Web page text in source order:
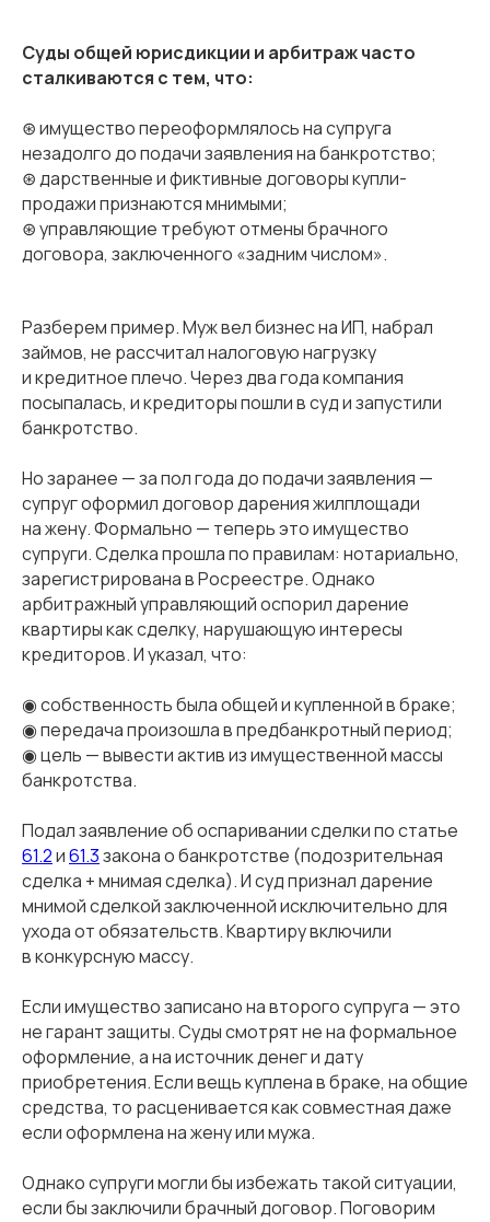
Суды общей юрисдикции и арбитраж часто
сталкиваются с тем, что:
⊛ имущество переоформлялось на супруга
незадолго до подачи заявления на банкротство;
⊛ дарственные и фиктивные договоры купли-
продажи признаются мнимыми;
⊛ управляющие требуют отмены брачного
договора, заключенного «задним числом».
Разберем пример. Муж вел бизнес на ИП, набрал
займов, не рассчитал налоговую нагрузку
и кредитное плечо. Через два года компания
посыпалась, и кредиторы пошли в суд и запустили
банкротство.
Но заранее — за пол года до подачи заявления —
супруг оформил договор дарения жилплощади
на жену. Формально — теперь это имущество
супруги. Сделка прошла по правилам: нотариально,
зарегистрирована в Росреестре. Однако
арбитражный управляющий оспорил дарение
квартиры как сделку, нарушающую интересы
кредиторов. И указал, что:
◉ собственность была общей и купленной в браке;
◉ передача произошла в предбанкротный период;
◉ цель — вывести актив из имущественной массы
банкротства.
Подал заявление об оспаривании сделки по статье
61.2и61.3закона о банкротстве (подозрительная
сделка + мнимая сделка). И суд признал дарение
мнимой сделкой заключенной исключительно для
ухода от обязательств. Квартиру включили
в конкурсную массу.
Если имущество записано на второго супруга — это
не гарант защиты. Суды смотрят не на формальное
оформление, а на источник денег и дату
приобретения. Если вещь куплена в браке, на общие
средства, то расценивается как совместная даже
если оформлена на жену или мужа.
Однако супруги могли бы избежать такой ситуации,
если бы заключили брачный договор. Поговорим